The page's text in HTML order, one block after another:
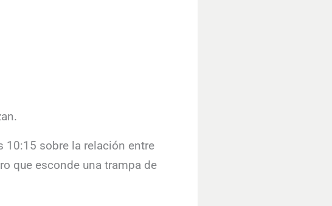
10:15 sobre la relación entre
que esconde una trampa de